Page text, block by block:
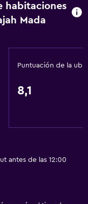
habitaciones
Mada
Puntuación de la
8,1
antes de las 12:00